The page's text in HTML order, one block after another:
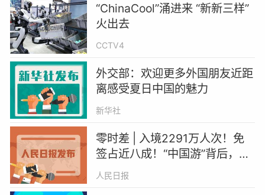
“ChinaCool”涌进来 “新新三样”
火出去
CCTV4
外交部：欢迎更多外国朋友近距
离感受夏日中国的魅力
新华社
零时差 | 入境2291万人次！免
签占近八成！“中国游”背后，是
一场双向奔赴
人民日报